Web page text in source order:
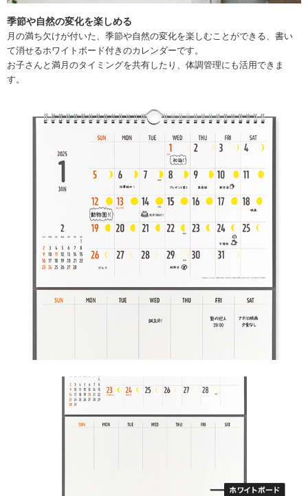
季節や自然の変化を楽しめる
月の満ち欠けが付いた、季節や自然の変化を楽しむことができる、書い
て消せるホワイトボード付きのカレンダーです。
お子さんと満月のタイミングを共有したり、体調管理にも活用できま
す。